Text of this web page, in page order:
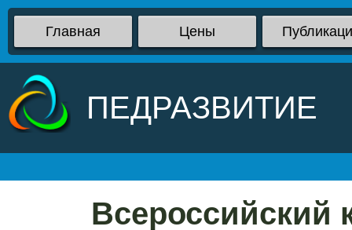
Главная Цены
ПЕДРАЗВИТИЕ
Всероссийский